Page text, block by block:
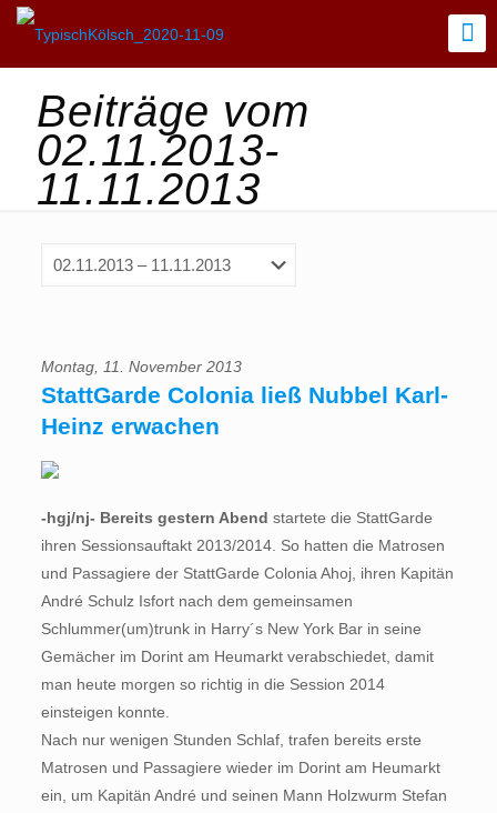
Beiträge vom
02.11.2013-
11.11.2013
Montag, 11. November 2013
StattGarde Colonia ließ Nubbel Karl-
Heinz erwachen
-hgj/nj- Bereits gestern Abend startete die StattGarde
ihren Sessionsauftakt 2013/2014. So hatten die Matrosen
und Passagiere der StattGarde Colonia Ahoj, ihren Kapitän
André Schulz Isfort nach dem gemeinsamen
Schlummer(um)trunk in Harry´s New York Bar in seine
Gemächer im Dorint am Heumarkt verabschiedet, damit
man heute morgen so richtig in die Session 2014
einsteigen konnte.
Nach nur wenigen Stunden Schlaf, trafen bereits erste
Matrosen und Passagiere wieder im Dorint am Heumarkt
ein, um Kapitän André und seinen Mann Holzwurm Stefan